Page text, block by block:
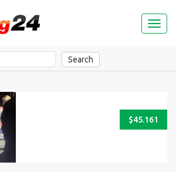
Toggle
Search
$45.161